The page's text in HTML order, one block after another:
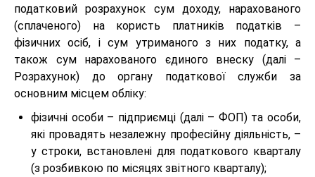
податковий розрахунок сум доходу, нарахованого
(сплаченого) на користь платників податків –
фізичних осіб, і сум утриманого з них податку, а
також сум нарахованого єдиного внеску (далі –
Розрахунок) до органу податкової служби за
основним місцем обліку:
фізичні особи – підприємці (далі – ФОП) та особи,
які провадять незалежну професійну діяльність, –
у строки, встановлені для податкового кварталу
(з розбивкою по місяцях звітного кварталу);